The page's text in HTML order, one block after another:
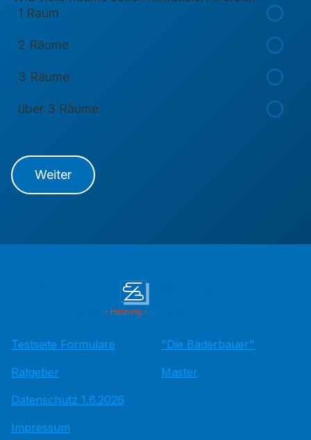
1 Raum
2 Räume
3 Räume
über 3 Räume
Weiter
Testseite Formulare
Ratgeber
Datenschutz 1.6.2026
Impressum
"Die Bäderbauer"
Master